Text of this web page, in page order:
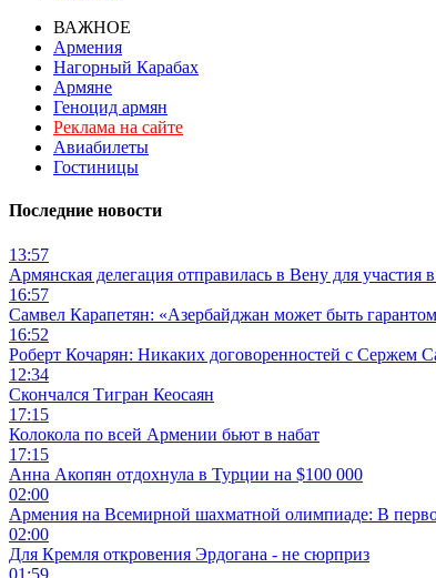
ВАЖНОЕ
Армения
Нагорный Карабах
Армяне
Геноцид армян
Реклама на сайте
Авиабилеты
Гостиницы
Последние новости
13:57
Армянская делегация отправилась в Вену для участия
16:57
Самвел Карапетян: «Азербайджан может быть
16:52
Роберт Кочарян: Никаких договоренностей с Сержем
12:34
Скончался Тигран Кеосаян
17:15
Колокола по всей Армении бьют в набат
17:15
Анна Акопян отдохнула в Турции на $100 000
02:00
Армения на Всемирной шахматной олимпиаде: В
02:00
Для Кремля откровения Эрдогана - не сюрприз
01:59